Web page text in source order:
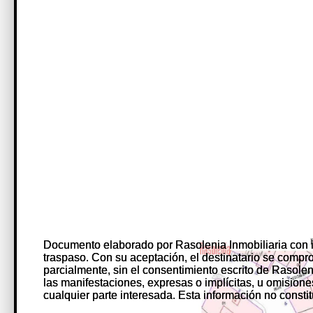
Documento elaborado por Rasolenia Inmobiliaria
traspaso. Con su aceptación, el destinatario se
parcialmente, sin el consentimiento escrito de
las manifestaciones, expresas o implícitas, u
cualquier parte interesada. Esta información no
Documento elaborado por Rasolenia Inmobiliaria
traspaso. Con su aceptación, el destinatario se
parcialmente, sin el consentimiento escrito de
las manifestaciones, expresas o implícitas, u
cualquier parte interesada. Esta información no